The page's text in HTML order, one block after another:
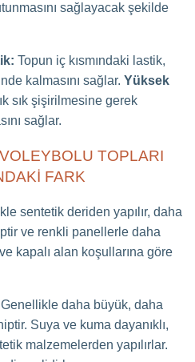
sağlayacak şekilde
Topun iç kısmındaki lastik,
kalmasını sağlar. Yüksek
sık şişirilmesine gerek
sağlar.
TOPLARI
FARK
sentetik deriden yapılır, daha
ve renkli panellerle daha
kapalı alan koşullarına göre
Genellikle daha büyük, daha
Suya ve kuma dayanıklı,
malzemelerden yapılırlar.